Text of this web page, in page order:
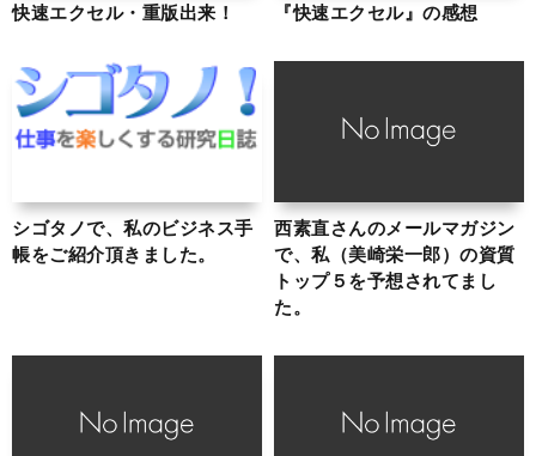
快速エクセル・重版出来！ 『快速エクセル』の感想
シゴタノで、私のビジネス手
帳をご紹介頂きました。
西素直さんのメールマガジン
で、私（美崎栄一郎）の資質
トップ５を予想されてまし
た。